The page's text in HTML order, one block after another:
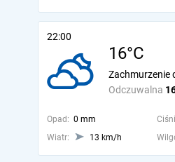
22:00
16°C
Odczuwalna
Zachmurzenie
Opad: 0 mm
Wiatr:
13 km/h